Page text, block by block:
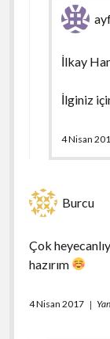
İlkay
İlginiz
4 Nisan
Burcu
Çok
hazırım
4 Nisan 2017